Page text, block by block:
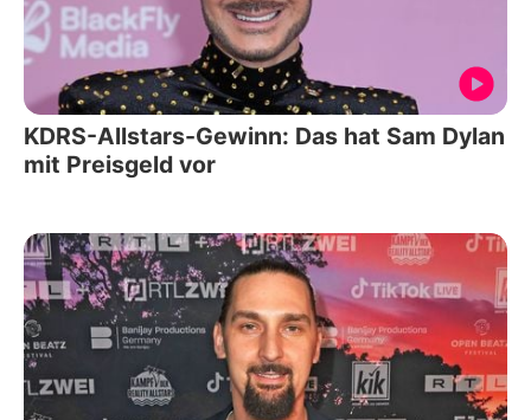
KDRS-Allstars-Gewinn: Das hat Sam Dylan
mit Preisgeld vor